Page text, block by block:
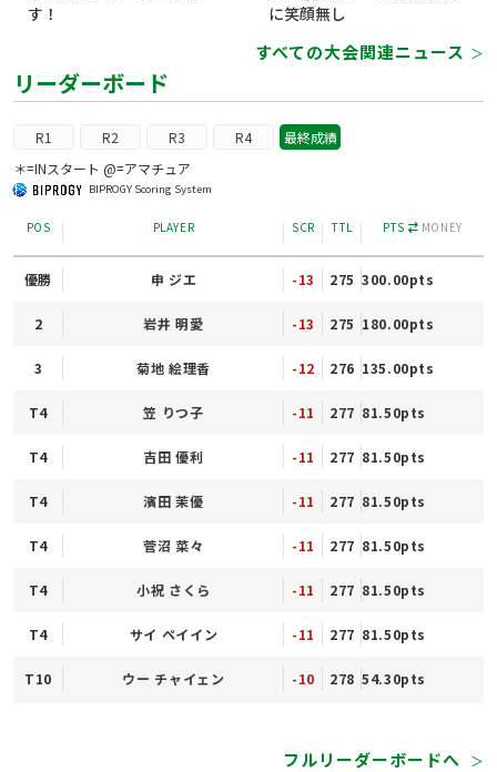
す！
に笑顔無し
すべての大会関連ニュース ＞
リーダーボード
R1 R2 R3 R4 最終成績
BIPROGY Scoring System
＊=INスタート @=アマチュア
POS PLAYER SCR TTL PTS MONEY
優勝 申 ジエ -13 275 300.00pts
2 岩井 明愛 -13 275 180.00pts
3 菊地 絵理香 -12 276 135.00pts
T4 笠 りつ子 -11 277 81.50pts
T4 吉田 優利 -11 277 81.50pts
T4 濱田 茉優 -11 277 81.50pts
T4 菅沼 菜々 -11 277 81.50pts
T4 小祝 さくら -11 277 81.50pts
T4 サイ ペイイン -11 277 81.50pts
T10 ウー チャイェン -10 278 54.30pts
フルリーダーボードへ ＞